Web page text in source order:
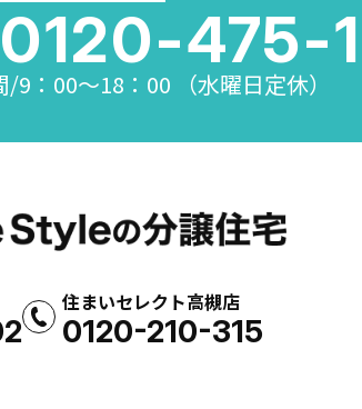
0120-475-
/9：00～18：00 （水曜日定休）
住まいセレクト高槻店
0120-210-315